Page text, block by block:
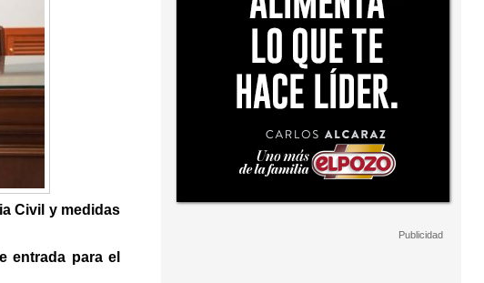
Civil y medidas
entrada para el